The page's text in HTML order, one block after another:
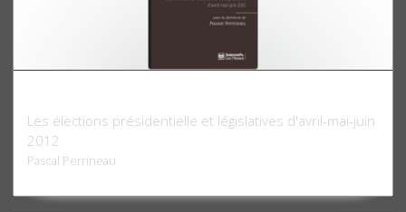
Les élections présidentielle et législatives d'avril-mai-juin
2012
Pascal Perrineau